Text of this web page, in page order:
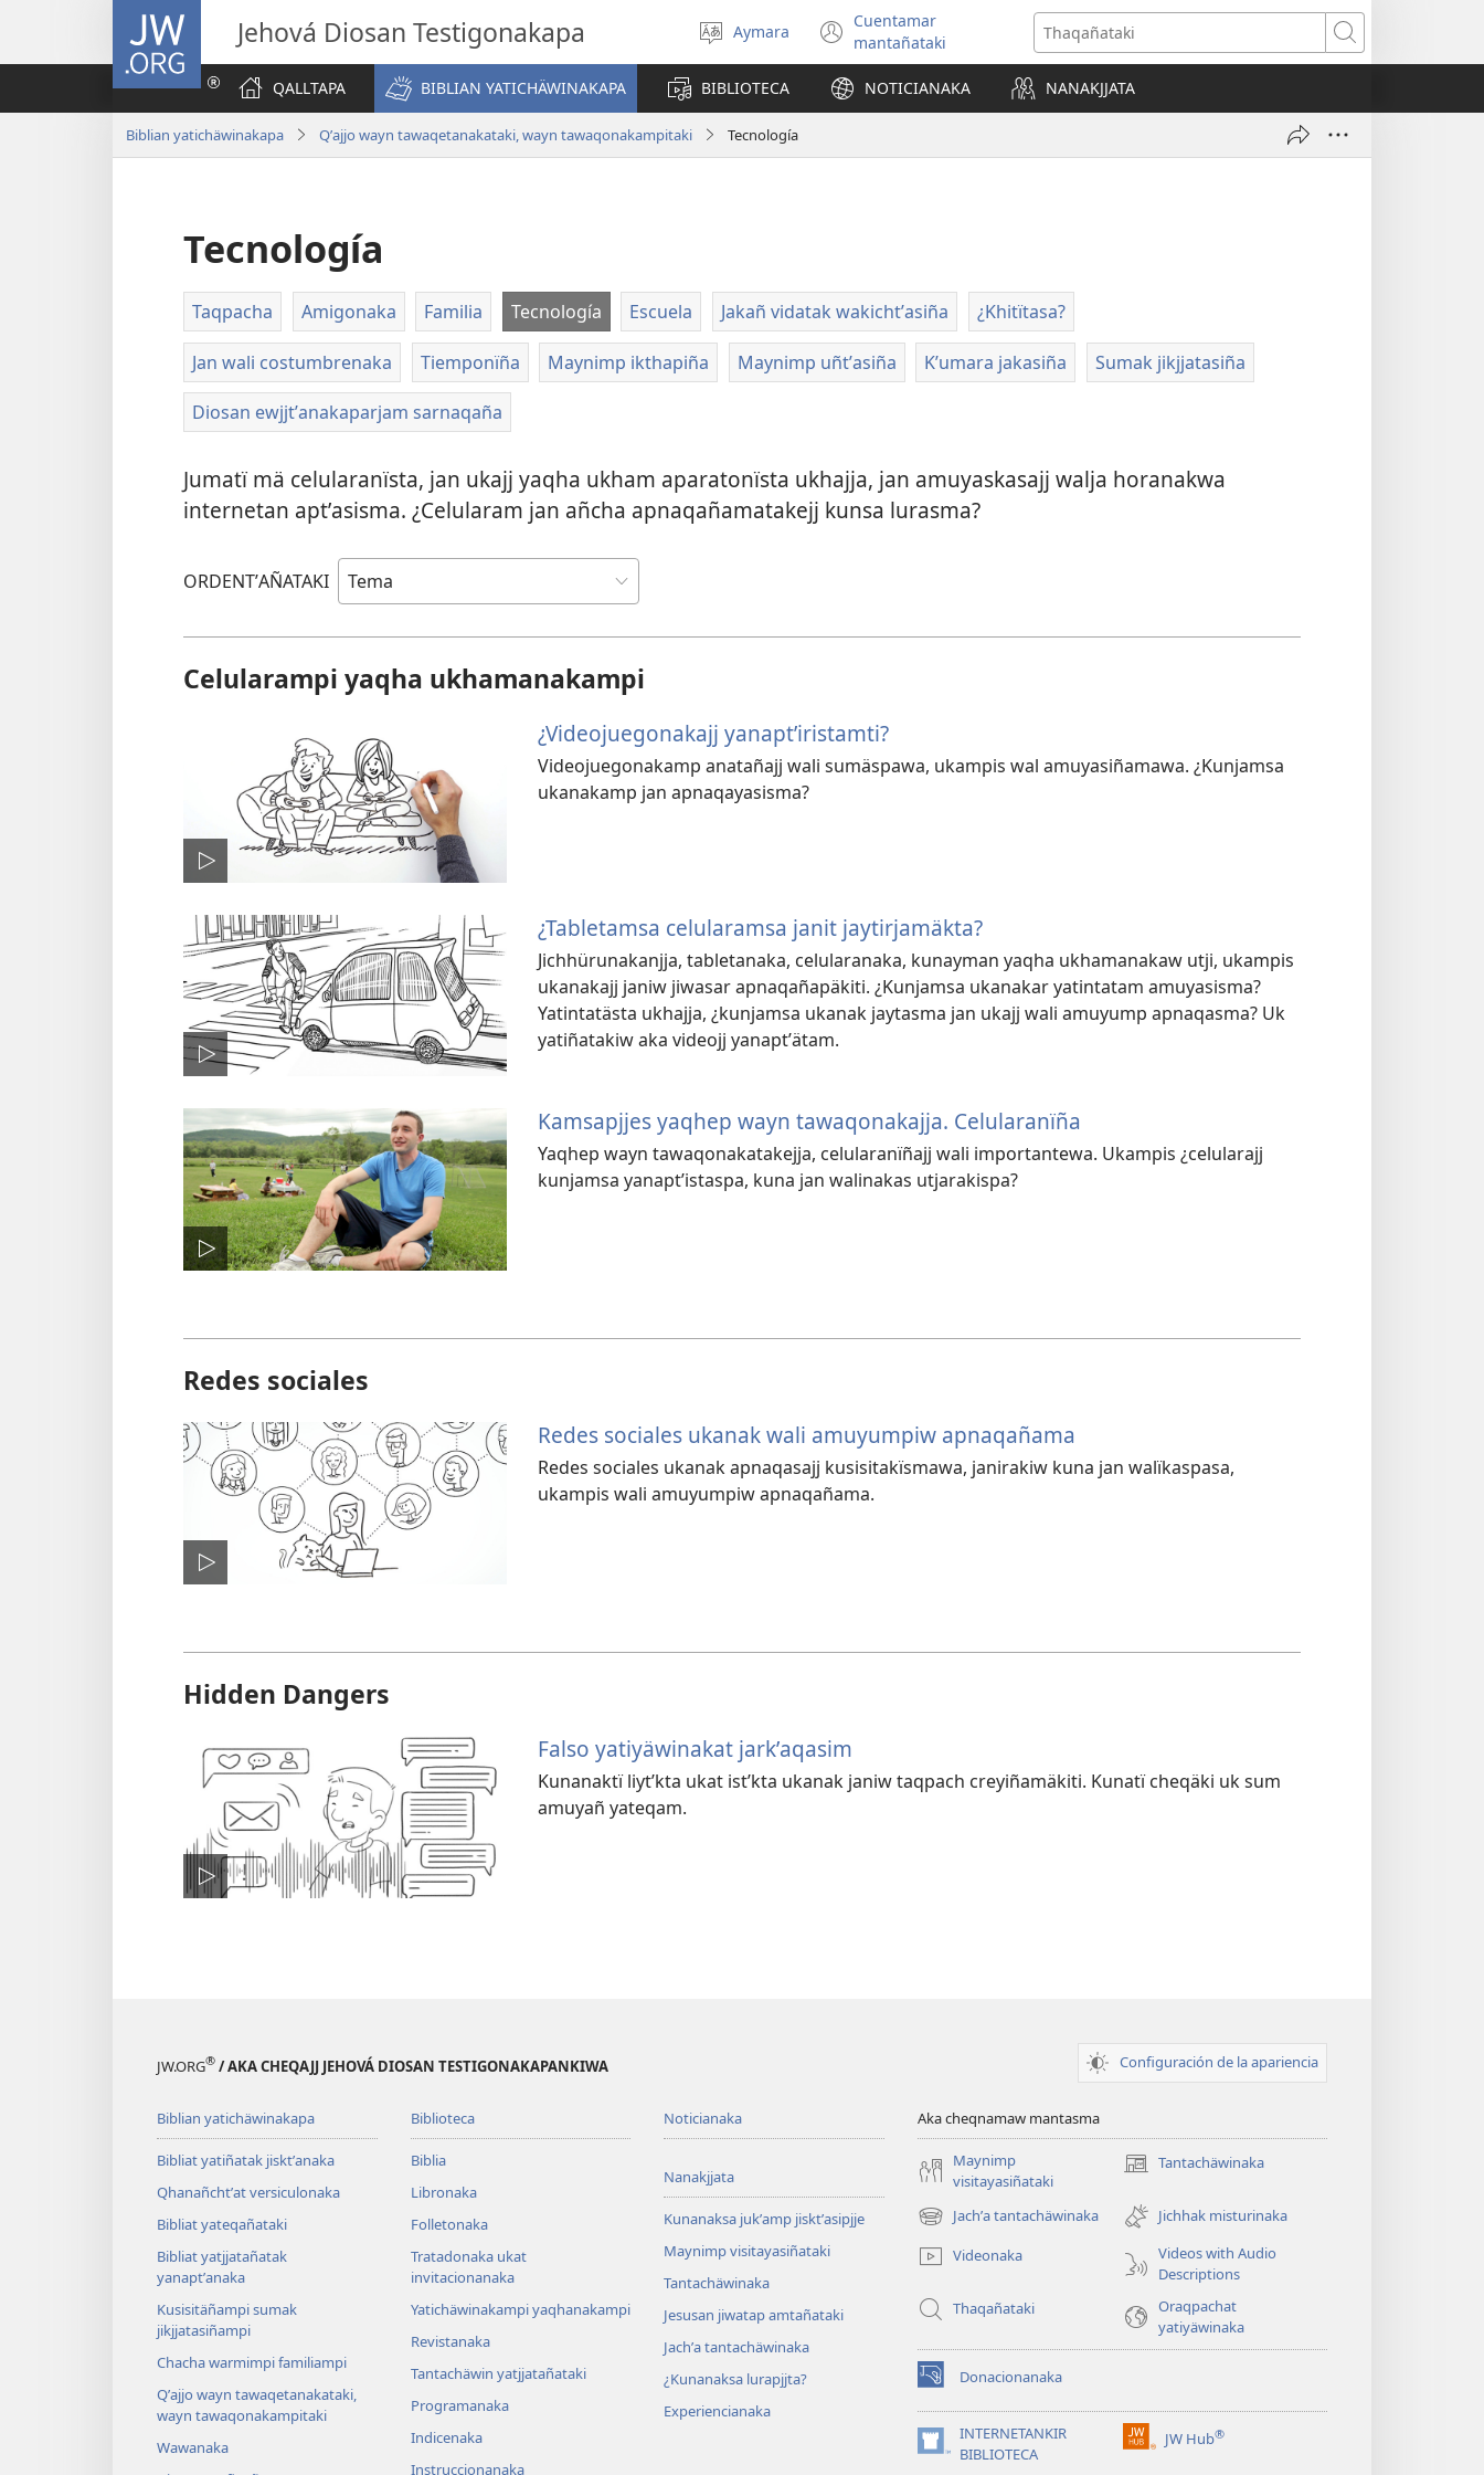
JW.ORG
Jehová Diosan Testigonakapa
Select
language
Aymara
Cuentamar
mantañataki
(opens
new
window)
Thaqañataki
QALLTAPA BIBLIAN YATICHÄWINAKAPA BIBLIOTECA NOTICIANAKA NANAKJJATA
Biblian yatichäwinakapa Qʼajjo wayn tawaqetanakataki, wayn tawaqonakampitaki Tecnología
Tecnología
Taqpacha Amigonaka Familia Tecnología Escuela Jakañ vidatak wakichtʼasiña ¿Khitïtasa?
Jan wali costumbrenaka Tiemponïña Maynimp ikthapiña Maynimp uñtʼasiña Kʼumara jakasiña Sumak jikjjatasiña
Diosan ewjjtʼanakaparjam sarnaqaña
Jumatï mä celularanïsta, jan ukajj yaqha ukham aparatonïsta ukhajja, jan amuyaskasajj walja horanakwa
internetan aptʼasisma. ¿Celularam jan añcha apnaqañamatakejj kunsa lurasma?
ORDENTʼAÑATAKI
Celularampi yaqha ukhamanakampi
¿Videojuegonakajj yanaptʼiristamti?
Videojuegonakamp anatañajj wali sumäspawa, ukampis wal amuyasiñamawa. ¿Kunjamsa
ukanakamp jan apnaqayasisma?
¿Tabletamsa celularamsa janit jaytirjamäkta?
Jichhürunakanjja, tabletanaka, celularanaka, kunayman yaqha ukhamanakaw utji, ukampis
ukanakajj janiw jiwasar apnaqañapäkiti. ¿Kunjamsa ukanakar yatintatam amuyasisma?
Yatintatästa ukhajja, ¿kunjamsa ukanak jaytasma jan ukajj wali amuyump apnaqasma? Uk
yatiñatakiw aka videojj yanaptʼätam.
Kamsapjjes yaqhep wayn tawaqonakajja. Celularanïña
Yaqhep wayn tawaqonakatakejja, celularanïñajj wali importantewa. Ukampis ¿celularajj
kunjamsa yanaptʼistaspa, kuna jan walinakas utjarakispa?
Redes sociales
Redes sociales ukanak wali amuyumpiw apnaqañama
Redes sociales ukanak apnaqasajj kusisitakïsmawa, janirakiw kuna jan walïkaspasa,
ukampis wali amuyumpiw apnaqañama.
Hidden Dangers
Falso yatiyäwinakat jarkʼaqasim
Kunanaktï liytʼkta ukat istʼkta ukanak janiw taqpach creyiñamäkiti. Kunatï cheqäki uk sum
amuyañ yateqam.
JW.ORG® / AKA CHEQAJJ JEHOVÁ DIOSAN TESTIGONAKAPANKIWA Configuración de la apariencia
Biblian yatichäwinakapa
Bibliat yatiñatak jisktʼanaka
Qhanañchtʼat versiculonaka
Bibliat yateqañataki
Bibliat yatjjatañatak
yanaptʼanaka
Kusisitäñampi sumak
jikjjatasiñampi
Chacha warmimpi familiampi
Qʼajjo wayn tawaqetanakataki,
wayn tawaqonakampitaki
Wawanaka
Biblioteca
Biblia
Libronaka
Folletonaka
Tratadonaka ukat
invitacionanaka
Yatichäwinakampi yaqhanakampi
Revistanaka
Tantachäwin yatjjatañataki
Programanaka
Indicenaka
Instruccionanaka
Noticianaka
Nanakjjata
Kunanaksa jukʼamp jisktʼasipjje
Maynimp visitayasiñataki
Tantachäwinaka
Jesusan jiwatap amtañataki
Jachʼa tantachäwinaka
¿Kunanaksa lurapjjta?
Experiencianaka
Aka cheqnamaw mantasma
Maynimp
visitayasiñataki
Tantachäwinaka
(opens
window)
Jachʼa tantachäwinaka
(opens
new
window)
Jichhak misturinaka
Videonaka
Videos with Audio
Descriptions
Thaqañataki
Oraqpachat
yatiyäwinaka
Donacionanaka
(opens
new
window)INTERNETANKIR
BIBLIOTECA
(opens
JW Hub®
(opens